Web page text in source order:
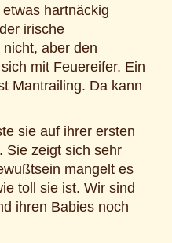
hartnäckig
irische
aber den
mit Feuereifer. Ein
Mantrailing. Da kann
sie auf ihrer ersten
Sie zeigt sich sehr
mangelt es
toll sie ist. Wir sind
ihren Babies noch